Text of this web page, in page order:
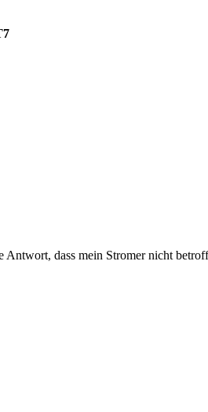
dass mein Stromer nicht